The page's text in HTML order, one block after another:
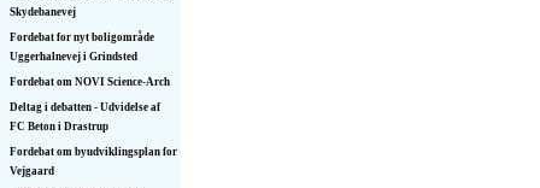
Skydebanevej
Fordebat for nyt boligområde
Uggerhalnevej i Grindsted
Fordebat om NOVI Science-Arch
Deltag i debatten - Udvidelse af
FC Beton i Drastrup
Fordebat om byudviklingsplan for
Vejgaard